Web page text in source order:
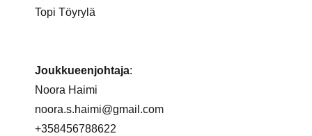
Topi Töyrylä
Joukkueenjohtaja:
Noora Haimi
noora.s.haimi@gmail.com
+358456788622